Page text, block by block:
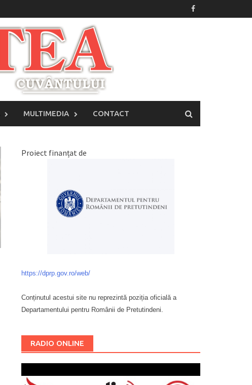
MULTIMEDIA CONTACT
Proiect finanțat de
https://dprp.gov.ro/web/
Conținutul acestui site nu reprezintă poziția oficială a
Departamentului pentru Românii de Pretutindeni.
RADIO ONLINE